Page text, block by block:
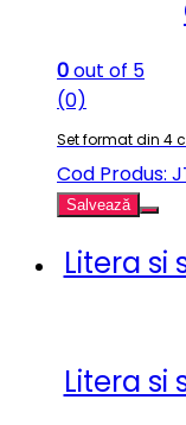
0out of 5
(0)
Set format din 4
Cod Produs:
Salvează
Litera si
Litera si